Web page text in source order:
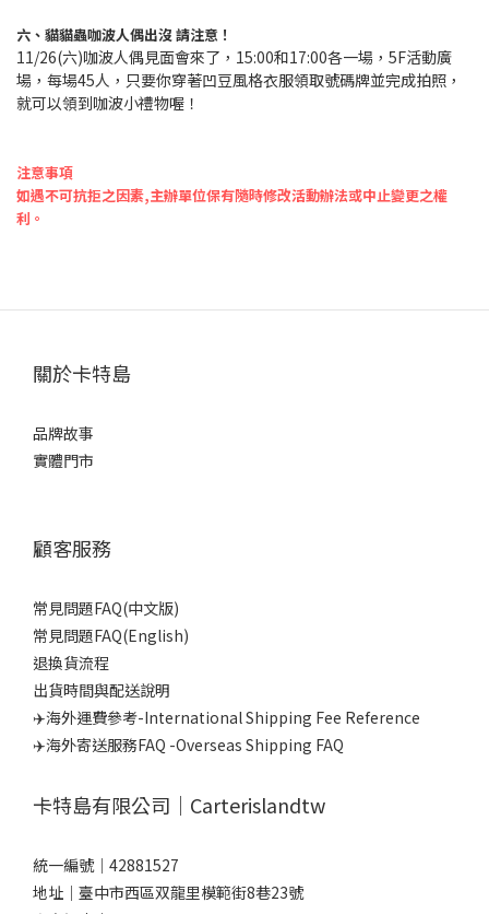
六、貓貓蟲咖波人偶出沒 請注意！
11/26(六)咖波人偶見面會來了，15:00和17:00各一場，5F活動廣
場，每場45人，只要你穿著凹豆風格衣服領取號碼牌並完成拍照，
就可以領到咖波小禮物喔！
注意事項
如遇不可抗拒之因素,主辦單位保有隨時修改活動辦法或中止變更之權
利。
關於卡特島
品牌故事
實體門市
顧客服務
常見問題FAQ(中文版)
常見問題FAQ(English)
退換貨流程
出貨時間與配送說明
✈️海外運費參考-International Shipping Fee Reference
✈️海外寄送服務FAQ -Overseas Shipping FAQ
卡特島有限公司｜Carterislandtw
統一編號｜42881527
地址｜臺中市西區双龍里模範街8巷23號